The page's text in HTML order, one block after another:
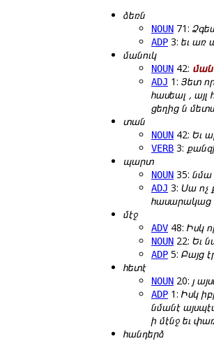
ձեռն
NOUN 71:
ADP 3: եւ առ
մանուկ
NOUN 42:
ADJ 1: Յետ
հասեալ , այլ
ցեղից ն
տան
NOUN 42: Եւ
VERB 3:
պարտ
NOUN 35: նմա
ADJ 3: Սա ոչ
հասարակաց զ
մէջ
ADV 48:Իսկ
NOUN 22: Եւ
ADP 5: Բայց
հետէ
NOUN 20: յ
ADP 1:Իսկ
նմանէ
ի մէնջ եւ
հանդերձ